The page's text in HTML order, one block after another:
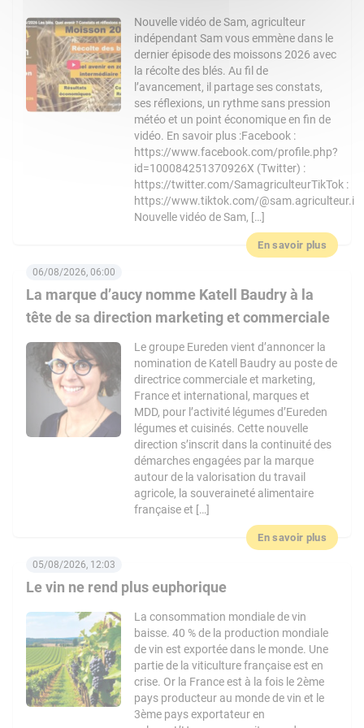
Nouvelle vidéo de Sam, agriculteur
indépendant Sam vous emmène dans le
dernier épisode des moissons 2026 avec
la récolte des blés. Au fil de
l’avancement, il partage ses constats,
ses réflexions, un rythme sans pression
météo et un point économique en fin de
vidéo. En savoir plus :Facebook :
https://www.facebook.com/profile.php?
id=100084251370926X (Twitter) :
https://twitter.com/SamagriculteurTikTok :
https://www.tiktok.com/@sam.agriculteur.i
Nouvelle vidéo de Sam, […]
En savoir plus
La marque d’aucy nomme Katell Baudry à la
tête de sa direction marketing et commerciale
06/08/2026, 06:00
Le groupe Eureden vient d’annoncer la
nomination de Katell Baudry au poste de
directrice commerciale et marketing,
France et international, marques et
MDD, pour l’activité légumes d’Eureden
légumes et cuisinés. Cette nouvelle
direction s’inscrit dans la continuité des
démarches engagées par la marque
autour de la valorisation du travail
agricole, la souveraineté alimentaire
française et […]
En savoir plus
Le vin ne rend plus euphorique
05/08/2026, 12:03
La consommation mondiale de vin
baisse. 40 % de la production mondiale
de vin est exportée dans le monde. Une
partie de la viticulture française est en
crise. Or la France est à la fois le 2ème
pays producteur au monde de vin et le
3ème pays exportateur en